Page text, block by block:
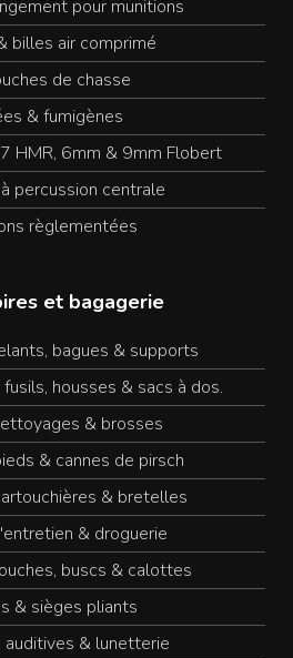
pour munitions
billes air comprimé
de chasse
& fumigènes
HMR, 6mm & 9mm Flobert
percussion centrale
règlementées
et bagagerie
bagues & supports
housses & sacs à dos.
& brosses
& cannes de pirsch
& bretelles
& droguerie
buscs & calottes
& sièges pliants
& lunetterie